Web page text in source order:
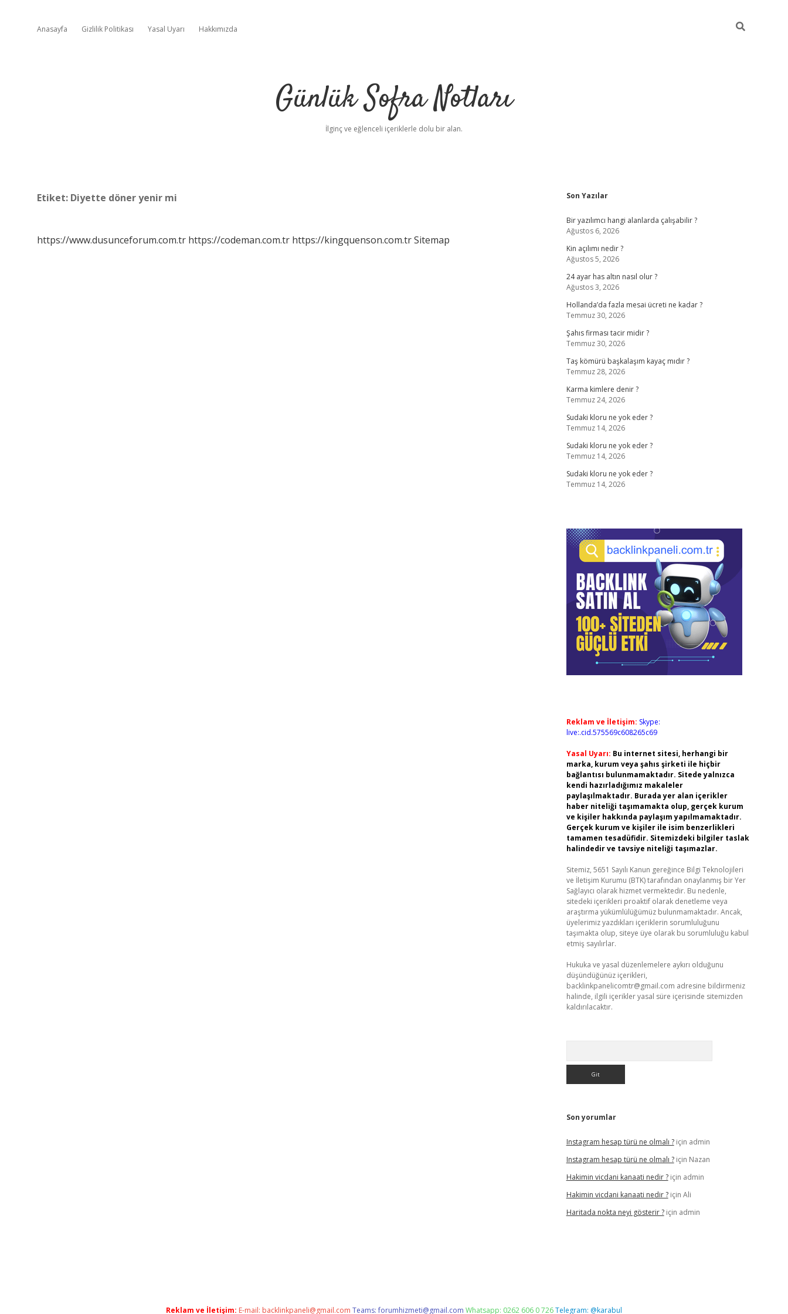
Anasayfa Gizlilik Politikası Yasal Uyarı Hakkımızda
Günlük Sofra Notları
İlginç ve eğlenceli içeriklerle dolu bir alan.
Etiket: Diyette döner yenir mi
https://www.dusunceforum.com.tr https://codeman.com.tr https://kingquenson.com.trSitemap
Sidebar
Son Yazılar
Bir yazılımcı hangi alanlarda çalışabilir ?
Ağustos 6, 2026
Kin açılımı nedir ?
Ağustos 5, 2026
24 ayar has altın nasıl olur ?
Ağustos 3, 2026
Hollanda’da fazla mesai ücreti ne kadar ?
Temmuz 30, 2026
Şahıs firması tacir midir ?
Temmuz 30, 2026
Taş kömürü başkalaşım kayaç mıdır ?
Temmuz 28, 2026
Karma kimlere denir ?
Temmuz 24, 2026
Sudaki kloru ne yok eder ?
Temmuz 14, 2026
Sudaki kloru ne yok eder ?
Temmuz 14, 2026
Sudaki kloru ne yok eder ?
Temmuz 14, 2026
Reklam ve İletişim: Skype:
live:.cid.575569c608265c69
Yasal Uyarı: Bu internet sitesi, herhangi bir
marka, kurum veya şahıs şirketi ile hiçbir
bağlantısı bulunmamaktadır. Sitede yalnızca
kendi hazırladığımız makaleler
paylaşılmaktadır. Burada yer alan içerikler
haber niteliği taşımamakta olup, gerçek kurum
ve kişiler hakkında paylaşım yapılmamaktadır.
Gerçek kurum ve kişiler ile isim benzerlikleri
tamamen tesadüfidir. Sitemizdeki bilgiler taslak
halindedir ve tavsiye niteliği taşımazlar.
Sitemiz, 5651 Sayılı Kanun gereğince Bilgi Teknolojileri
ve İletişim Kurumu (BTK) tarafından onaylanmış bir Yer
Sağlayıcı olarak hizmet vermektedir. Bu nedenle,
sitedeki içerikleri proaktif olarak denetleme veya
araştırma yükümlülüğümüz bulunmamaktadır. Ancak,
üyelerimiz yazdıkları içeriklerin sorumluluğunu
taşımakta olup, siteye üye olarak bu sorumluluğu kabul
etmiş sayılırlar.
Hukuka ve yasal düzenlemelere aykırı olduğunu
düşündüğünüz içerikleri,
backlinkpanelicomtr@gmail.com adresine bildirmeniz
halinde, ilgili içerikler yasal süre içerisinde sitemizden
kaldırılacaktır.
Son yorumlar
Instagram hesap türü ne olmalı ?için admin
Instagram hesap türü ne olmalı ?için Nazan
Hakimin vicdani kanaati nedir ?için admin
Hakimin vicdani kanaati nedir ?için Ali
Haritada nokta neyi gösterir ?için admin
elexbet yeni adresi
Reklam ve İletişim: E-mail: backlinkpaneli@gmail.com Teams:forumhizmeti@gmail.com Whatsapp: 0262 606 0 726Telegram: @karabul